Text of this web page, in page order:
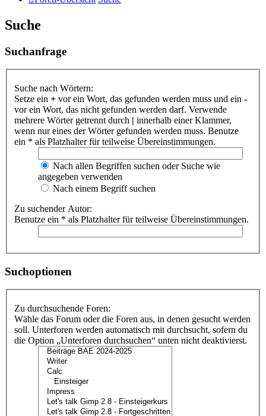
Suche
Suchanfrage
Suche nach Wörtern:
Setze ein + vor ein Wort, das gefunden werden muss und ein -
vor ein Wort, das nicht gefunden werden darf. Verwende
mehrere Wörter getrennt durch | innerhalb einer Klammer,
wenn nur eines der Wörter gefunden werden muss. Benutze
ein * als Platzhalter für teilweise Übereinstimmungen.
Nach allen Begriffen suchen oder Suche wie
angegeben verwenden
Nach einem Begriff suchen
Zu suchender Autor:
Benutze ein * als Platzhalter für teilweise Übereinstimmungen.
Suchoptionen
Zu durchsuchende Foren:
Wähle das Forum oder die Foren aus, in denen gesucht werden
soll. Unterforen werden automatisch mit durchsucht, sofern du
die Option „Unterforen durchsuchen“ unten nicht deaktivierst.